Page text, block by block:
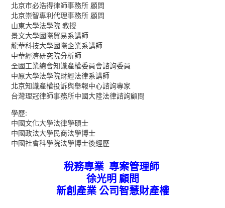
北京市必浩得律師事務所 顧問
北京崇智專利代理事務所 顧問
山東大學法學院 教授
景文大學國際貿易系講師
龍華科技大學國際企業系講師
中華經濟研究院分析師
全國工業總會知識產權委員會諮詢委員
中原大學法學院財經法律系講師
北京知識產權投訴與舉報中心諮詢專家
台灣理冠律師事務所中國大陸法律諮詢顧問
學歷:
中國文化大學法律學碩士
中國政法大學民商法學博士
中國社會科學院法學博士後經歷
稅務專業 專案管理師
徐光明 顧問
新創產業 公司智慧財產權